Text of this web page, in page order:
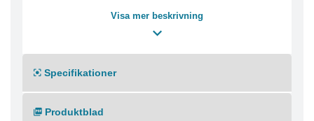
fukt behöver tas upp snabbt och effektivt. Minisvabben
(62531163) och Wizzo minisvabbhink (62531162). Tack
vare sin smidiga storlek är den särskilt användbar i
Visa mer beskrivning
Specifikationer
Produktblad